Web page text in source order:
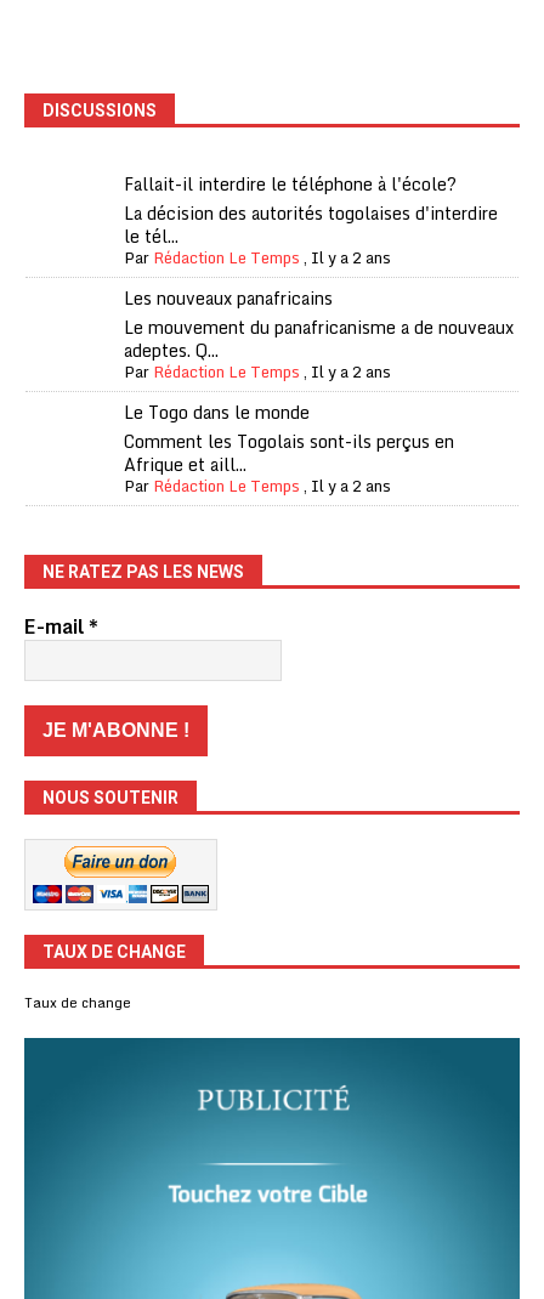
DISCUSSIONS
Fallait-il interdire le téléphone à l'école?
La décision des autorités togolaises d'interdire
le tél...
ParRédaction Le Temps, Il y a 2 ans
Les nouveaux panafricains
Le mouvement du panafricanisme a de nouveaux
adeptes. Q...
ParRédaction Le Temps, Il y a 2 ans
Le Togo dans le monde
Comment les Togolais sont-ils perçus en
Afrique et aill...
ParRédaction Le Temps, Il y a 2 ans
NE RATEZ PAS LES NEWS
E-mail*
NOUS SOUTENIR
TAUX DE CHANGE
Taux de change